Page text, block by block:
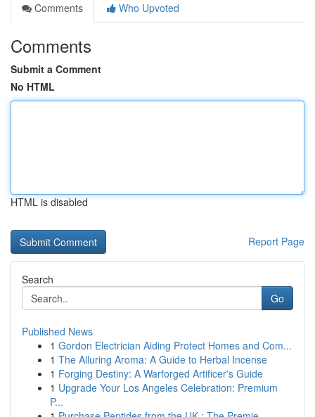
Comments
Who Upvoted
Comments
Submit a Comment
No HTML
HTML is disabled
Report Page
Search
Go
Published News
1 Gordon Electrician Aiding Protect Homes and Com...
1 The Alluring Aroma: A Guide to Herbal Incense
1 Forging Destiny: A Warforged Artificer's Guide
1 Upgrade Your Los Angeles Celebration: Premium
P...